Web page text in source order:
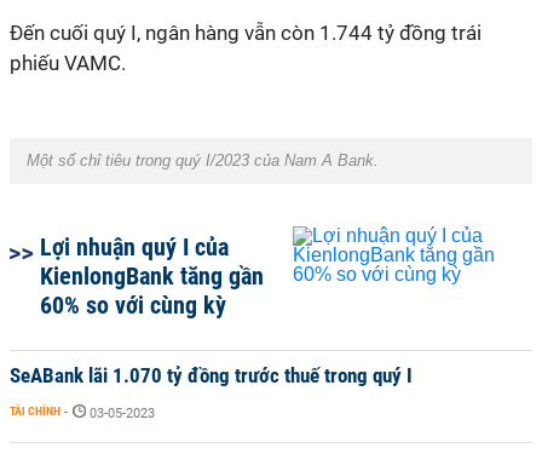
Đến cuối quý I, ngân hàng vẫn còn 1.744 tỷ đồng trái
phiếu VAMC.
Một số chỉ tiêu trong quý I/2023 của Nam A Bank.
Lợi nhuận quý I của
KienlongBank tăng gần
60% so với cùng kỳ
SeABank lãi 1.070 tỷ đồng trước thuế trong quý I
TÀI CHÍNH - 03-05-2023